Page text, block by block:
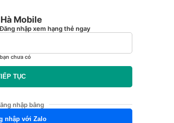
Mobile
nhập xem hạng thẻ ngay
chưa có
TỤC
nhập bằng
nhập với Zalo